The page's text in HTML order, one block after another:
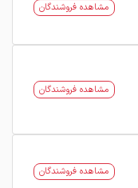
مشاهده فروشندگان
مشاهده فروشندگان
مشاهده فروشندگان